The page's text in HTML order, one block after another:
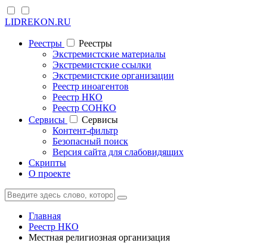
LIDREKON.RU
Реестры
Реестры
Экстремистские материалы
Экстремистские ссылки
Экстремистские организации
Реестр иноагентов
Реестр НКО
Реестр СОНКО
Cервисы
Cервисы
Контент-фильтр
Безопасный поиск
Версия сайта для слабовидящих
Скрипты
О проекте
Главная
Реестр НКО
Местная религиозная организация